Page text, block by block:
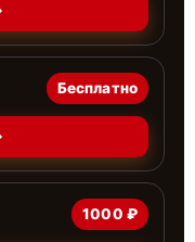
Бесплатно
1000 ₽